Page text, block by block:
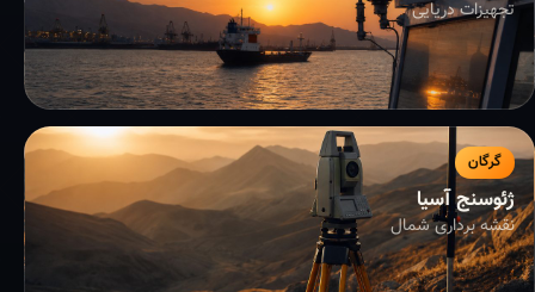
تجهیزات دریایی
گرگان
ژئوسنج آسیا
نقشه برداری شمال